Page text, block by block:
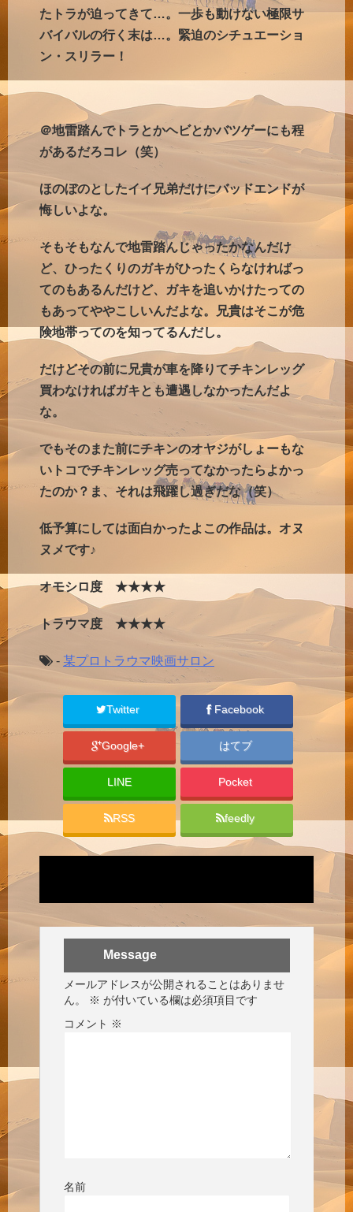
たトラが迫ってきて…。一歩も動けない極限サ
バイバルの行く末は…。緊迫のシチュエーショ
ン・スリラー！
＠地雷踏んでトラとかヘビとかバツゲーにも程
があるだろコレ（笑）
ほのぼのとしたイイ兄弟だけにバッドエンドが
悔しいよな。
そもそもなんで地雷踏んじゃったかなんだけ
ど、ひったくりのガキがひったくらなければっ
てのもあるんだけど、ガキを追いかけたっての
もあってややこしいんだよな。兄貴はそこが危
険地帯ってのを知ってるんだし。
だけどその前に兄貴が車を降りてチキンレッグ
買わなければガキとも遭遇しなかったんだよ
な。
でもそのまた前にチキンのオヤジがしょーもな
いトコでチキンレッグ売ってなかったらよかっ
たのか？ま、それは飛躍し過ぎだな（笑）
低予算にしては面白かったよこの作品は。オヌ
ヌメです♪
オモシロ度 ★★★★
トラウマ度 ★★★★
- 某プロトラウマ映画サロン
Twitter Facebook
Google+ はてブ
LINE Pocket
RSS feedly
Message
メールアドレスが公開されることはありませ
ん。
※ が付いている欄は必須項目です
コメント ※
名前